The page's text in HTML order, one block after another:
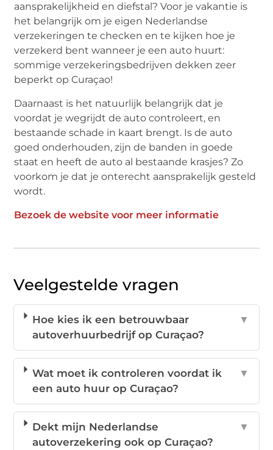
aansprakelijkheid en diefstal? Voor je vakantie is
het belangrijk om je eigen Nederlandse
verzekeringen te checken en te kijken hoe je
verzekerd bent wanneer je een auto huurt:
sommige verzekeringsbedrijven dekken zeer
beperkt op Curaçao!
Daarnaast is het natuurlijk belangrijk dat je
voordat je wegrijdt de auto controleert, en
bestaande schade in kaart brengt. Is de auto
goed onderhouden, zijn de banden in goede
staat en heeft de auto al bestaande krasjes? Zo
voorkom je dat je onterecht aansprakelijk gesteld
wordt.
Bezoek de website voor meer informatie
Veelgestelde vragen
Hoe kies ik een betrouwbaar
autoverhuurbedrijf op Curaçao?
▼
Wat moet ik controleren voordat ik
een auto huur op Curaçao?
▼
Dekt mijn Nederlandse
autoverzekering ook op Curaçao?
▼